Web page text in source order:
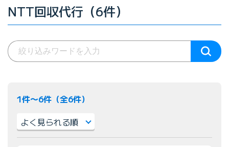
NTT回収代行（6件）
1件〜6件（全6件）